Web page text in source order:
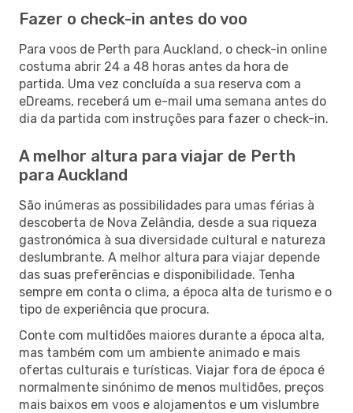
Fazer o check-in antes do voo
Para voos de Perth para Auckland, o check-in online
costuma abrir 24 a 48 horas antes da hora de
partida. Uma vez concluída a sua reserva com a
eDreams, receberá um e-mail uma semana antes do
dia da partida com instruções para fazer o check-in.
A melhor altura para viajar de Perth
para Auckland
São inúmeras as possibilidades para umas férias à
descoberta de Nova Zelândia, desde a sua riqueza
gastronómica à sua diversidade cultural e natureza
deslumbrante. A melhor altura para viajar depende
das suas preferências e disponibilidade. Tenha
sempre em conta o clima, a época alta de turismo e o
tipo de experiência que procura.
Conte com multidões maiores durante a época alta,
mas também com um ambiente animado e mais
ofertas culturais e turísticas. Viajar fora de época é
normalmente sinónimo de menos multidões, preços
mais baixos em voos e alojamentos e um vislumbre